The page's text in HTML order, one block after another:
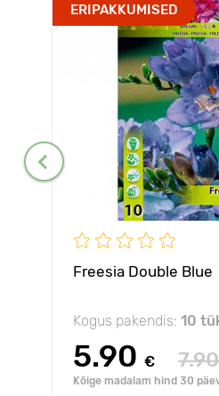
ERIPAKKUMISED
Freesia Double Blue
Kogus pakendis: 10
5.90 € 7.90
Kõige madalam hind 30